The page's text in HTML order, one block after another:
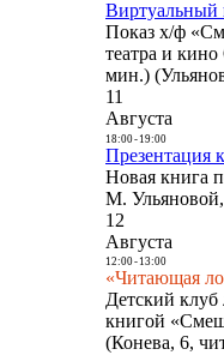
Виртуальный
Показ х/ф
театра и
мин.)
11
Августа
18:00- 19:00
Презентация
Новая книга
М.
12
Августа
12:00- 13:00
«Читающая
Детский клуб
книгой
(Конева, 6,